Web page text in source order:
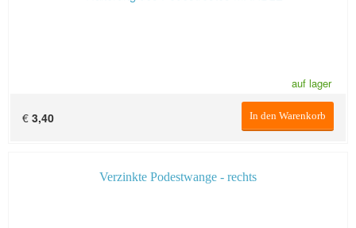
auf lager
In den Warenkorb
€ 3,40
Verzinkte Podestwange - rechts